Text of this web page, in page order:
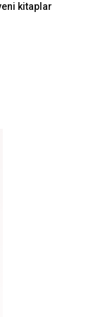
kitaplar